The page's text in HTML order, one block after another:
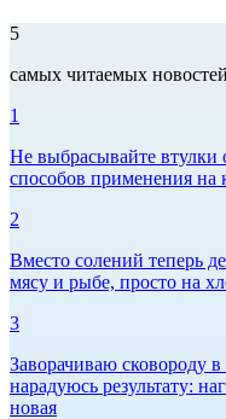
5
самых читаемых
1
Не выбрасывайте втулки
способов применения на
2
Вместо солений теперь
мясу и рыбе, просто на
3
Заворачиваю сковороду
нарадуюсь результату:
новая